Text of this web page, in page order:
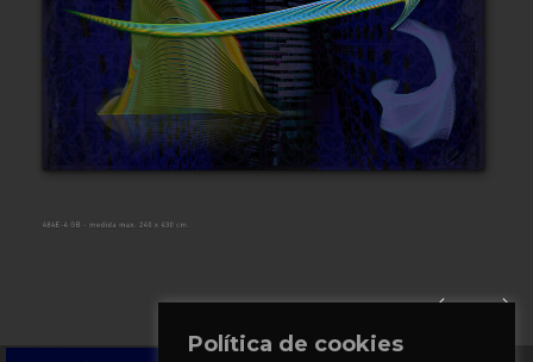
Política de cookies